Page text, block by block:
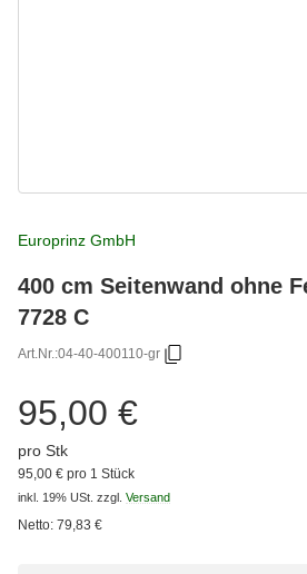
Europrinz GmbH
400 cm Seitenwand ohne
7728 C
Art.Nr.:04-40-400110-gr
95,00 €
pro Stk
95,00 € pro 1 Stück
inkl. 19% USt. zzgl. Versand
Netto: 79,83 €